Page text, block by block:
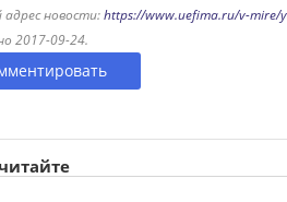
новости:https://www.uefima.ru/v-mire/
2017-09-24.